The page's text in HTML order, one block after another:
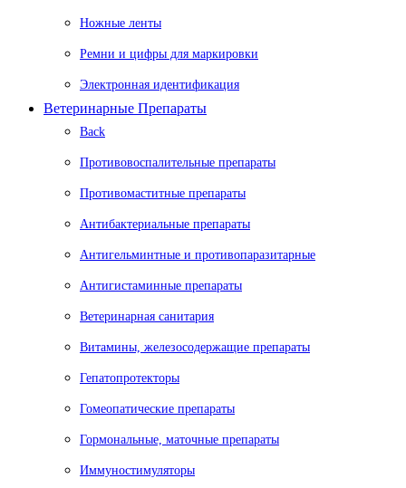
Ножные ленты
Ремни и цифры для маркировки
Электронная идентификация
Ветеринарные Препараты
Back
Противовоспалительные препараты
Противомаститные препараты
Антибактериальные препараты
Антигельминтные и противопаразитарные
Антигистаминные препараты
Ветеринарная санитария
Витамины, железосодержащие препараты
Гепатопротекторы
Гомеопатические препараты
Гормональные, маточные препараты
Иммуностимуляторы